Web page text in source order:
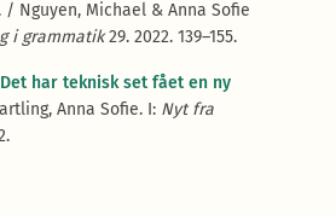
/ Nguyen, Michael & Anna Sofie
i grammatik29. 2022. 139–155.
har teknisk set fået en ny
Anna Sofie. I: Nyt fra